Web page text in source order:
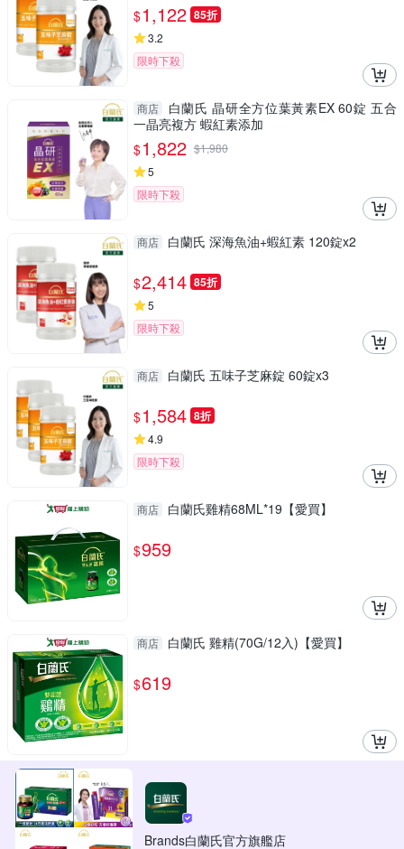
$1,122 85折
3.2
限時下殺
商店
白蘭氏 晶研全方位葉黃素EX 60錠 五合
一晶亮複方 蝦紅素添加
$1,822 $1,980
5
限時下殺
商店 白蘭氏 深海魚油+蝦紅素 120錠x2
$2,414 85折
5
限時下殺
商店 白蘭氏 五味子芝麻錠 60錠x3
$1,584 8折
4.9
限時下殺
商店 白蘭氏雞精68ML*19【愛買】
$959
商店 白蘭氏 雞精(70G/12入)【愛買】
$619
Brands白蘭氏官方旗艦店